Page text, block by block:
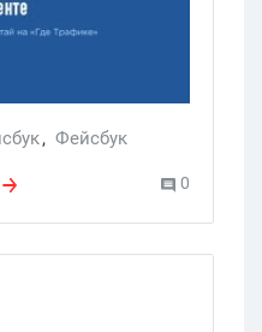
, Фейсбук
0